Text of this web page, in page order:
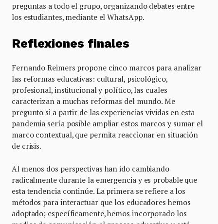
preguntas a todo el grupo, organizando debates entre
los estudiantes, mediante el WhatsApp.
Reflexiones finales
Fernando Reimers propone cinco marcos para analizar
las reformas educativas: cultural, psicológico,
profesional, institucional y político, las cuales
caracterizan a muchas reformas del mundo. Me
pregunto si a partir de las experiencias vividas en esta
pandemia sería posible ampliar estos marcos y sumar el
marco contextual, que permita reaccionar en situación
de crisis.
Al menos dos perspectivas han ido cambiando
radicalmente durante la emergencia y es probable que
esta tendencia continúe. La primera se refiere a los
métodos para interactuar que los educadores hemos
adoptado; específicamente, hemos incorporado los